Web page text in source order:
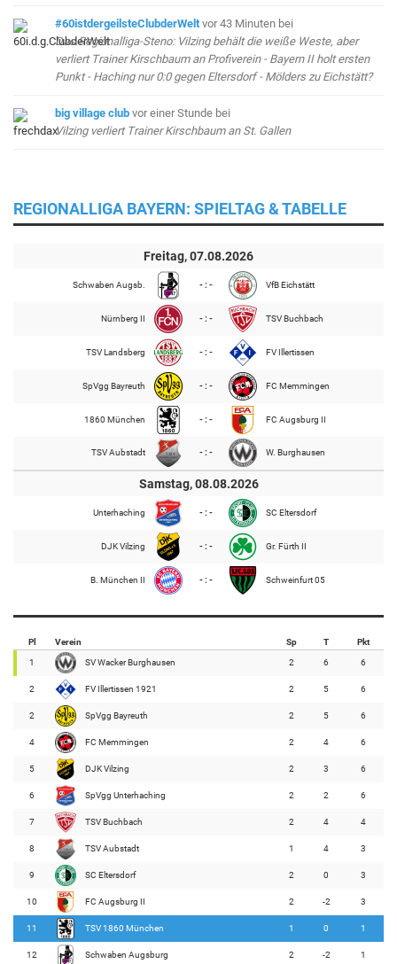
#60istdergeilsteClubderWelt vor 43 Minuten bei
Das Regionalliga-Steno: Vilzing behält die weiße Weste, aber
verliert Trainer Kirschbaum an Profiverein - Bayern II holt ersten
Punkt - Haching nur 0:0 gegen Eltersdorf - Mölders zu Eichstätt?
big village club vor einer Stunde bei
Vilzing verliert Trainer Kirschbaum an St. Gallen
REGIONALLIGA BAYERN: SPIELTAG & TABELLE
Freitag, 07.08.2026
Schwaben Augsb. - : - VfB Eichstätt
Nürnberg II - : - TSV Buchbach
TSV Landsberg - : - FV Illertissen
SpVgg Bayreuth - : - FC Memmingen
1860 München - : - FC Augsburg II
TSV Aubstadt - : - W. Burghausen
Samstag, 08.08.2026
Unterhaching - : - SC Eltersdorf
DJK Vilzing - : - Gr. Fürth II
B. München II - : - Schweinfurt 05
Pl Verein Sp T Pkt
1 SV Wacker Burghausen 2 6 6
2 FV Illertissen 1921 2 5 6
2 SpVgg Bayreuth 2 5 6
4 FC Memmingen 2 4 6
5 DJK Vilzing 2 3 6
6 SpVgg Unterhaching 2 2 6
7 TSV Buchbach 2 4 4
8 TSV Aubstadt 1 4 3
9 SC Eltersdorf 2 0 3
10 FC Augsburg II 2 -2 3
11 TSV 1860 München 1 0 1
12 Schwaben Augsburg 2 -2 1